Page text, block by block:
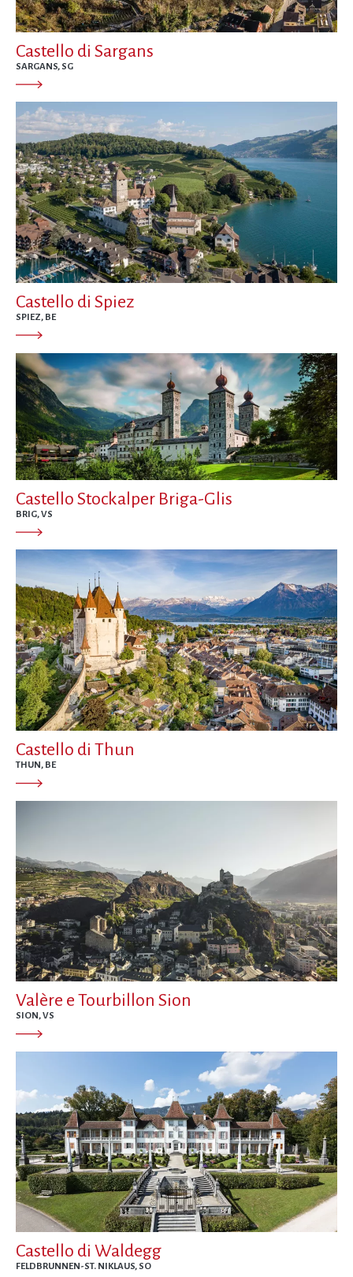
Castello di Sargans
SARGANS, SG
Castello di Spiez
SPIEZ, BE
Castello Stockalper Briga-Glis
BRIG, VS
Castello di Thun
THUN, BE
Valère e Tourbillon Sion
SION, VS
Castello di Waldegg
FELDBRUNNEN-ST. NIKLAUS, SO